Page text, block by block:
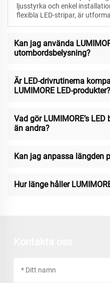
ljusstyrka och enkel
flexibla LED-stripar, är
Kan jag använda
utombordsbelysning?
Är LED-drivrutinerna
LUMIMORE LED-produkter?
Vad gör LUMIMORE’s
än andra?
Kan jag anpassa längden
Hur länge håller